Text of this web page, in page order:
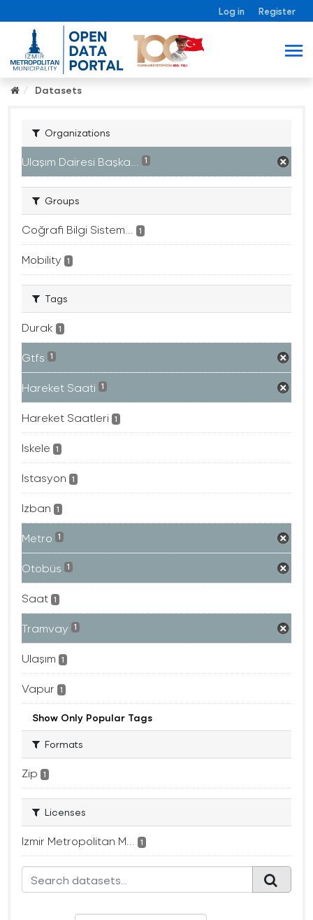
Log in Register
Datasets
Organizations
Ulaşım Dairesi Başka... 1
Groups
Coğrafi Bilgi Sistem... 1
Mobility 1
Tags
Durak 1
Gtfs 1
Hareket Saati 1
Hareket Saatleri 1
Iskele 1
Istasyon 1
Izban 1
Metro 1
Otobüs 1
Saat 1
Tramvay 1
Ulaşım 1
Vapur 1
Show Only Popular Tags
Formats
Zip 1
Licenses
Izmir Metropolitan M... 1